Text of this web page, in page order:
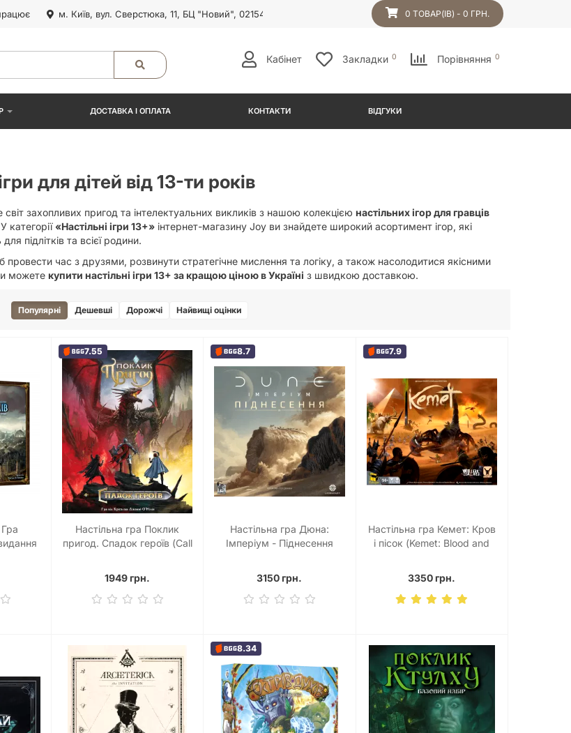
м. Київ, вул. Сверстюка, 11, БЦ "Новий", 02154 0 ТОВАР(ІВ) - 0 ГРН.
Кабінет Закладки 0 Порівняння 0
ДОСТАВКА І ОПЛАТА КОНТАКТИ ВІДГУКИ
для дітей від 13-ти років
світ захопливих пригод та інтелектуальних викликів з нашою колекцією настільних ігор для гравців
категорії«Настільні ігри 13+»інтернет-магазину Joy ви знайдете широкий асортимент ігор, які
підлітків та всієї родини.
провести час з друзями, розвинути стратегічне мислення та логіку, а також насолодитися якісними
можете купити настільні ігри 13+ за кращою ціною в Україні з швидкою доставкою.
Популярні Дешевші Дорожчі Найвищі оцінки
7.55
Настільна гра Поклик
пригод. Спадок героїв (Call
1949 грн.
8.7
Настільна гра Дюна:
Імперіум - Піднесення
3150 грн.
7.9
Настільна гра Кемет: Кров
і пісок (Kemet: Blood and
3350 грн.
8.34